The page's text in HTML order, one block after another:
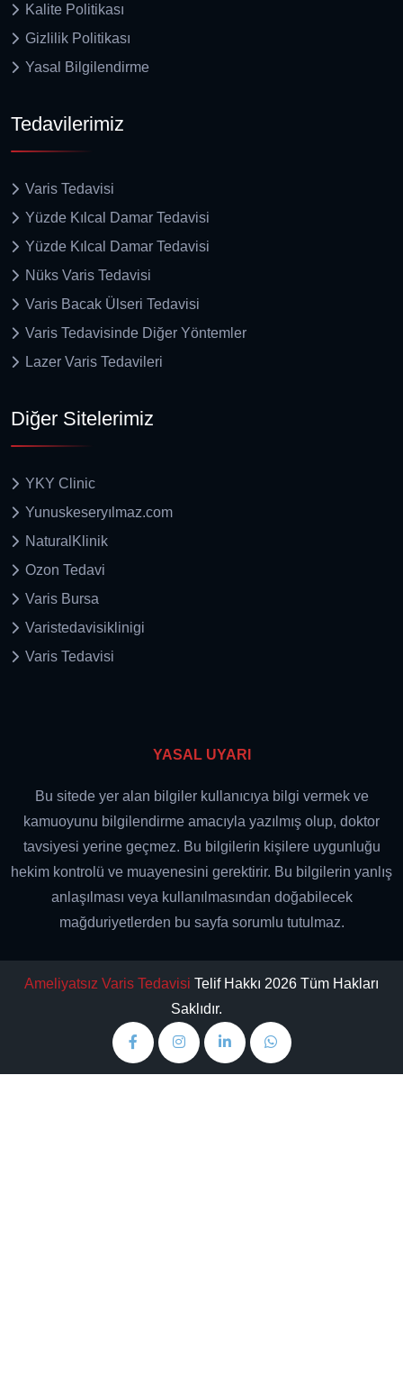
Kalite Politikası
Gizlilik Politikası
Yasal Bilgilendirme
Tedavilerimiz
Varis Tedavisi
Yüzde Kılcal Damar Tedavisi
Yüzde Kılcal Damar Tedavisi
Nüks Varis Tedavisi
Varis Bacak Ülseri Tedavisi
Varis Tedavisinde Diğer Yöntemler
Lazer Varis Tedavileri
Diğer Sitelerimiz
YKY Clinic
Yunuskeseryılmaz.com
NaturalKlinik
Ozon Tedavi
Varis Bursa
Varistedavisiklinigi
Varis Tedavisi
YASAL UYARI
Bu sitede yer alan bilgiler kullanıcıya bilgi vermek ve
kamuoyunu bilgilendirme amacıyla yazılmış olup, doktor
tavsiyesi yerine geçmez. Bu bilgilerin kişilere uygunluğu
hekim kontrolü ve muayenesini gerektirir. Bu bilgilerin yanlış
anlaşılması veya kullanılmasından doğabilecek
mağduriyetlerden bu sayfa sorumlu tutulmaz.
Ameliyatsız Varis Tedavisi Telif Hakkı 2026 Tüm Hakları
Saklıdır.